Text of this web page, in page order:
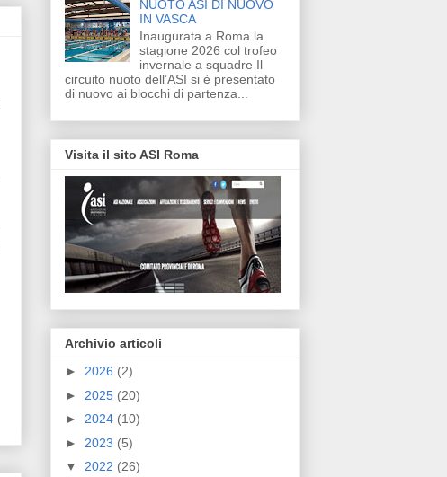
NUOTO ASI DI NUOVO
IN VASCA
Inaugurata a Roma la
stagione 2026 col trofeo
invernale a squadre Il
circuito nuoto dell’ASI si è presentato
di nuovo ai blocchi di partenza...
Visita il sito ASI Roma
Archivio articoli
► 2026 (2)
► 2025 (20)
► 2024 (10)
► 2023 (5)
▼ 2022 (26)